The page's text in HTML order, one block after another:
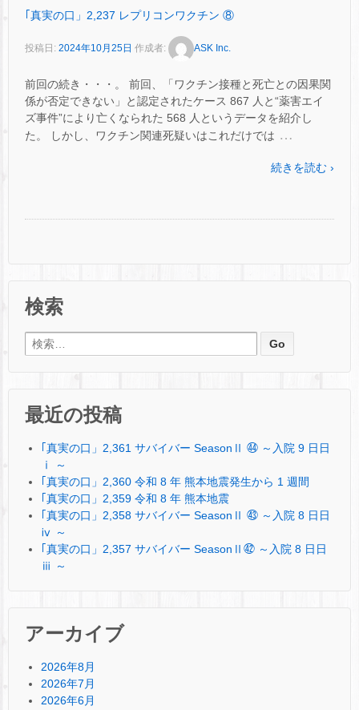
｢真実の口」2,237 レプリコンワクチン ⑧
投稿日: 2024年10月25日 作成者: ASK Inc.
前回の続き・・・。 前回、「ワクチン接種と死亡との因果関
係が否定できない」と認定されたケース 867 人と“薬害エイ
ズ事件”により亡くなられた 568 人というデータを紹介し
た。 しかし、ワクチン関連死疑いはこれだけでは …
続きを読む ›
検索
検索:
最近の投稿
｢真実の口」2,361 サバイバー SeasonⅡ ㊹ ～入院 9 日日
ⅰ ～
｢真実の口」2,360 令和 8 年 熊本地震発生から 1 週間
｢真実の口」2,359 令和 8 年 熊本地震
｢真実の口」2,358 サバイバー SeasonⅡ ㊸ ～入院 8 日日
ⅳ ～
｢真実の口」2,357 サバイバー SeasonⅡ㊷ ～入院 8 日日
ⅲ ～
アーカイブ
2026年8月
2026年7月
2026年6月